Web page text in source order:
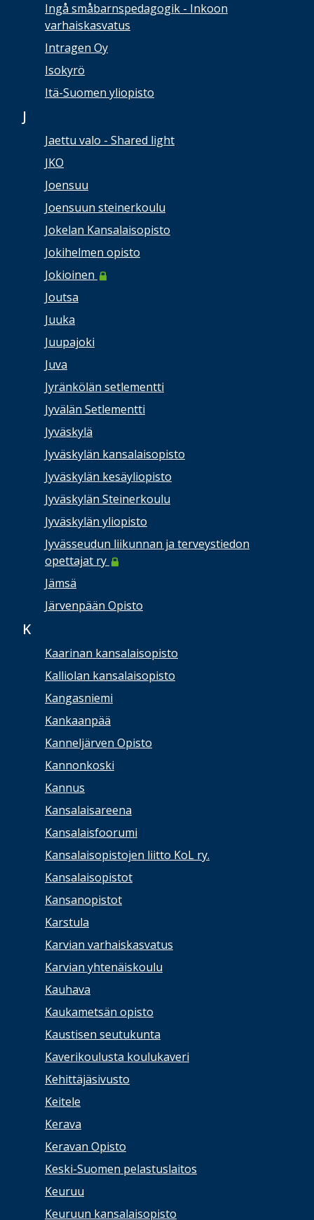
Ingå småbarnspedagogik - Inkoon
varhaiskasvatus
Intragen Oy
Isokyrö
Itä-Suomen yliopisto
J
Jaettu valo - Shared light
JKO
Joensuu
Joensuun steinerkoulu
Jokelan Kansalaisopisto
Jokihelmen opisto
Jokioinen
Joutsa
Juuka
Juupajoki
Juva
Jyränkölän setlementti
Jyvälän Setlementti
Jyväskylä
Jyväskylän kansalaisopisto
Jyväskylän kesäyliopisto
Jyväskylän Steinerkoulu
Jyväskylän yliopisto
Jyvässeudun liikunnan ja terveystiedon
opettajat ry
Jämsä
Järvenpään Opisto
K
Kaarinan kansalaisopisto
Kalliolan kansalaisopisto
Kangasniemi
Kankaanpää
Kanneljärven Opisto
Kannonkoski
Kannus
Kansalaisareena
Kansalaisfoorumi
Kansalaisopistojen liitto KoL ry.
Kansalaisopistot
Kansanopistot
Karstula
Karvian varhaiskasvatus
Karvian yhtenäiskoulu
Kauhava
Kaukametsän opisto
Kaustisen seutukunta
Kaverikoulusta koulukaveri
Kehittäjäsivusto
Keitele
Kerava
Keravan Opisto
Keski-Suomen pelastuslaitos
Keuruu
Keuruun kansalaisopisto